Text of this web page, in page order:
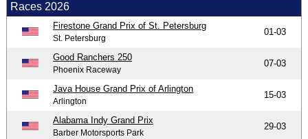
Races 2026
Firestone Grand Prix of St. Petersburg
St. Petersburg
01-03
Good Ranchers 250
Phoenix Raceway
07-03
Java House Grand Prix of Arlington
Arlington
15-03
Alabama Indy Grand Prix
Barber Motorsports Park
29-03